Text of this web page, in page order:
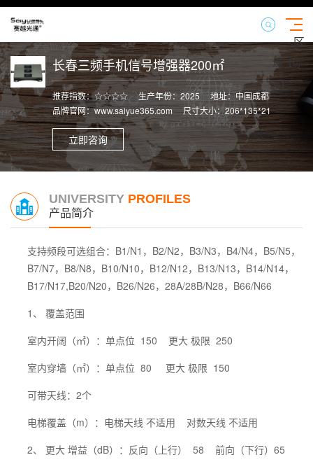
区
域【切
换】
长春三频手机信号增强器200㎡
推荐指数：☆☆☆☆ 生产年份：2025
地址：中国成都
品牌官网：www.saiyue365.com
尺寸大小：206*135*21
立即咨询
UNIVERSITY PROFILES
产品简介
支持频段可选组合： B1/N1，B2/N2，B3/N3，B4/N4，B5/N5，
B7/N7，B8/N8，B10/N10，B12/N12，B13/N13，B14/N14，
B17/N17,B20/N20，B26/N26，28A/28B/N28，B66/N66
1、 覆盖范围
室内开阔（㎡）：单点位 150 更大 极限 250
室内穿墙（㎡）：单点位 80 更大 极限 150
可带天线：2个
电梯覆盖（m）：电梯天线 不适用 对数天线 不适用
2、 更大 增益（dB）：反向（上行） 58 前向（下行）65